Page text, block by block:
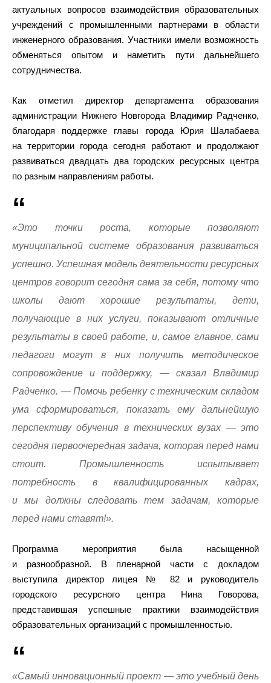
актуальных вопросов взаимодействия образовательных
учреждений с промышленными партнерами в области
инженерного образования. Участники имели возможность
обменяться опытом и наметить пути дальнейшего
сотрудничества.
Как отметил директор департамента образования
администрации Нижнего Новгорода Владимир Радченко,
благодаря поддержке главы города Юрия Шалабаева
на территории города сегодня работают и продолжают
развиваться двадцать два городских ресурсных центра
по разным направлениям работы.
«Это точки роста, которые позволяют
муниципальной системе образования развиваться
успешно. Успешная модель деятельности ресурсных
центров говорит сегодня сама за себя, потому что
школы дают хорошие результаты, дети,
получающие в них услуги, показывают отличные
результаты в своей работе, и, самое главное, сами
педагоги могут в них получить методическое
сопровождение и поддержку, — сказал Владимир
Радченко. — Помочь ребенку с техническим складом
ума сформироваться, показать ему дальнейшую
перспективу обучения в технических вузах — это
сегодня первоочередная задача, которая перед нами
стоит. Промышленность испытывает
потребность в квалифицированных кадрах,
и мы должны следовать тем задачам, которые
перед нами ставят!».
Программа мероприятия была насыщенной
и разнообразной. В пленарной части с докладом
выступила директор лицея № 82 и руководитель
городского ресурсного центра Нина Говорова,
представившая успешные практики взаимодействия
образовательных организаций с промышленностью.
«Самый инновационный проект — это учебный день